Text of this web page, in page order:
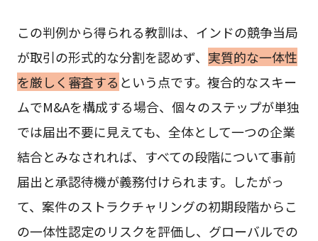
この判例から得られる教訓は、インドの競争当局
が取引の形式的な分割を認めず、 実質的な一体性
を厳しく審査する という点です。複合的なスキー
ムでM&Aを構成する場合、個々のステップが単独
では届出不要に見えても、全体として一つの企業
結合とみなされれば、すべての段階について事前
届出と承認待機が義務付けられます。したがっ
て、案件のストラクチャリングの初期段階からこ
の一体性認定のリスクを評価し、グローバルでの